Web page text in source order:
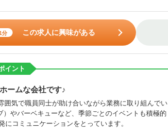
分 この求人に興味がある
イント
ームな会社です♪
気で職員同士が助け合いながら業務に取り組んでい
やバーベキューなど、季節ごとのイベントも積極的
コミュニケーションをとっています。